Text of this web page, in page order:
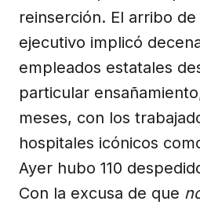
reinserción. El arribo
ejecutivo implicó
empleados estatales
particular
meses, con los
hospitales icónicos
Ayer hubo 110
Con la excusa de que